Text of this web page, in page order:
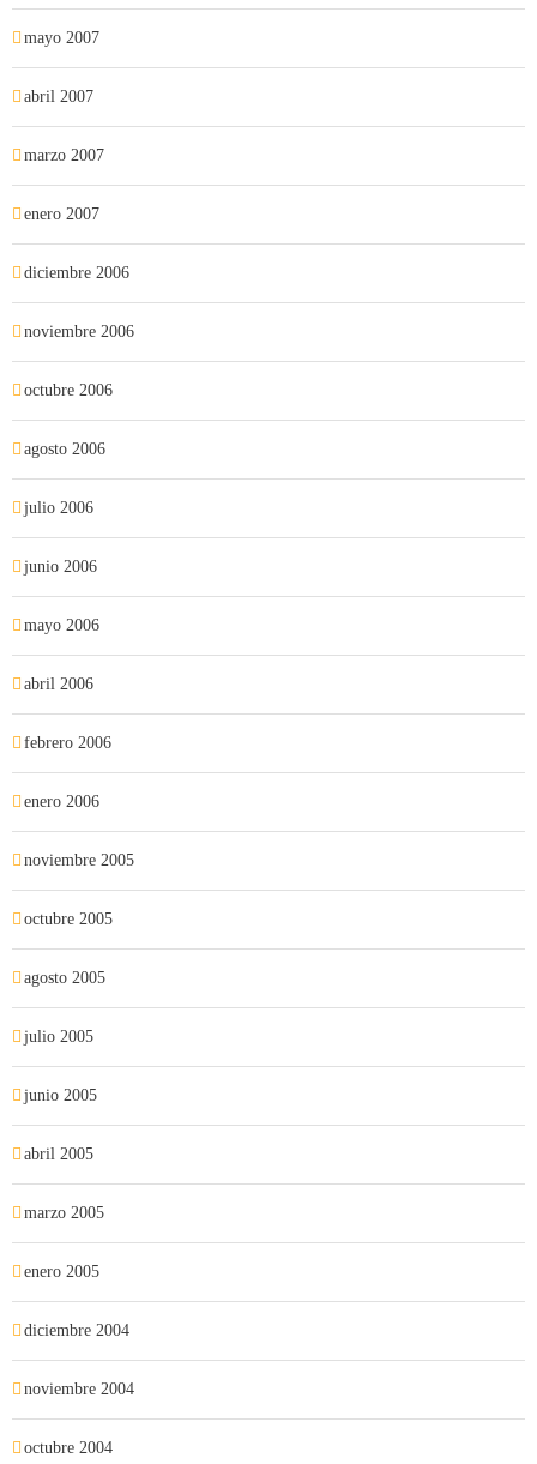
mayo 2007
abril 2007
marzo 2007
enero 2007
diciembre 2006
noviembre 2006
octubre 2006
agosto 2006
julio 2006
junio 2006
mayo 2006
abril 2006
febrero 2006
enero 2006
noviembre 2005
octubre 2005
agosto 2005
julio 2005
junio 2005
abril 2005
marzo 2005
enero 2005
diciembre 2004
noviembre 2004
octubre 2004